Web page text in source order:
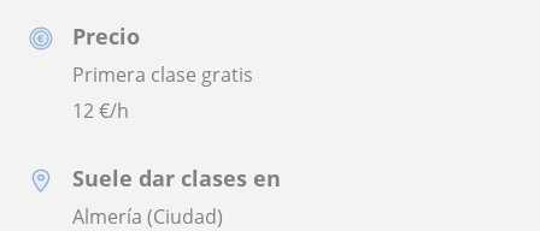
Precio
Primera clase gratis
12€/h
Suele dar clases en
Almería (Ciudad)